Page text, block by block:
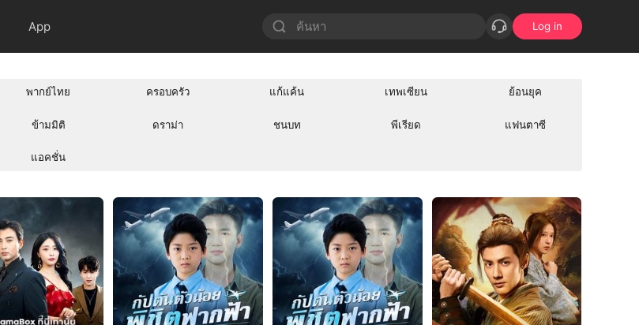
App Log in
พากย์ไทย ครอบครัว แก้แค้น เทพเซียน ย้อนยุค
ข้ามมิติ ดราม่า ชนบท พีเรียด แฟนตาซี
แอคชั่น